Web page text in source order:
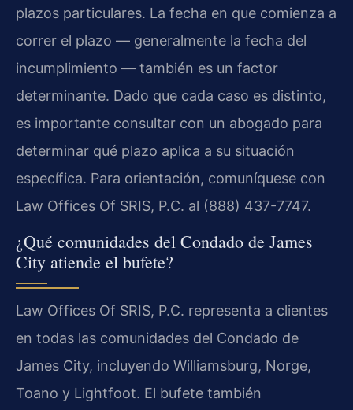
plazos particulares. La fecha en que comienza a
correr el plazo — generalmente la fecha del
incumplimiento — también es un factor
determinante. Dado que cada caso es distinto,
es importante consultar con un abogado para
determinar qué plazo aplica a su situación
específica. Para orientación, comuníquese con
Law Offices Of SRIS, P.C. al (888) 437-7747.
¿Qué comunidades del Condado de James
City atiende el bufete?
Law Offices Of SRIS, P.C. representa a clientes
en todas las comunidades del Condado de
James City, incluyendo Williamsburg, Norge,
Toano y Lightfoot. El bufete también